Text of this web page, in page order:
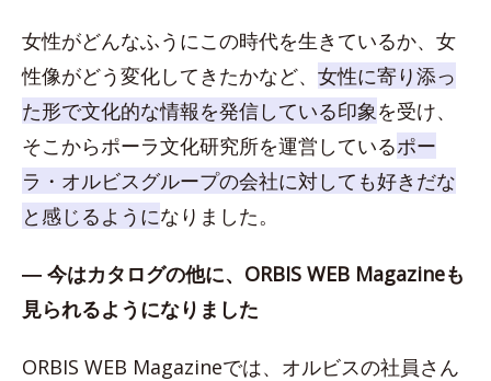
女性がどんなふうにこの時代を生きているか、女
性像がどう変化してきたかなど、 女性に寄り添っ
た形で文化的な情報を発信している印象 を受け、
そこからポーラ文化研究所を運営しているポー
ラ・オルビスグループの会社に対しても好きだな
と感じるようになりました。
― 今はカタログの他に、ORBIS WEB Magazineも
見られるようになりました
ORBIS WEB Magazineでは、オルビスの社員さん